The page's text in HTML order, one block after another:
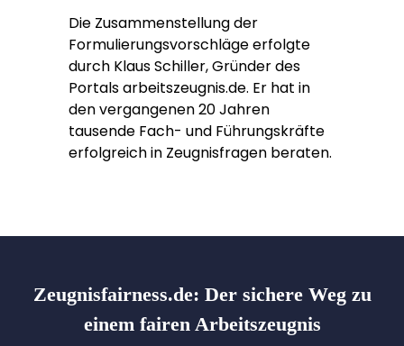
Die Zusammenstellung der
Formulierungsvorschläge erfolgte
durch Klaus Schiller, Gründer des
Portals arbeitszeugnis.de. Er hat in
den vergangenen 20 Jahren
tausende Fach- und Führungskräfte
erfolgreich in Zeugnisfragen beraten.
Zeugnisfairness.de: Der sichere Weg zu
einem fairen Arbeitszeugnis